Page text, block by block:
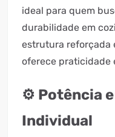
ideal para quem
durabilidade em
estrutura reforçada
oferece praticidade
⚙️ Potência
Individual